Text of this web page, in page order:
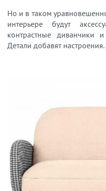
Но и в таком
интерьере будут
контрастные диванчики
Детали добавят настроения.